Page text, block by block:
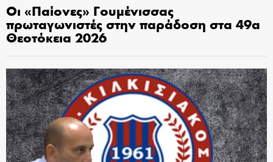
Οι «Παίονες» Γουμένισσας
πρωταγωνιστές στην παράδοση στα 49α
Θεοτόκεια 2026